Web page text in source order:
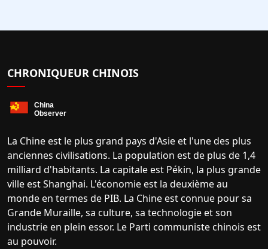
CHRONIQUEUR CHINOIS
La Chine est le plus grand pays d'Asie et l'une des plus
anciennes civilisations. La population est de plus de 1,4
milliard d'habitants. La capitale est Pékin, la plus grande
ville est Shanghai. L'économie est la deuxième au
monde en termes de PIB. La Chine est connue pour sa
Grande Muraille, sa culture, sa technologie et son
industrie en plein essor. Le Parti communiste chinois est
au pouvoir.